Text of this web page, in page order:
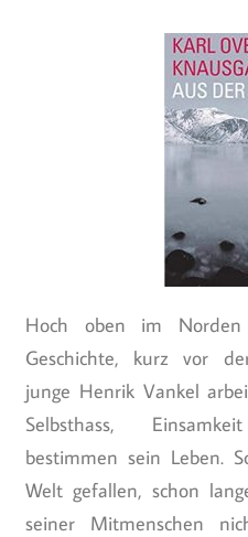
Hoch oben im Norden
Geschichte, kurz vor
junge Henrik Vankel
Selbsthass,
bestimmen sein Leben.
Welt gefallen, schon
seiner Mitmenschen